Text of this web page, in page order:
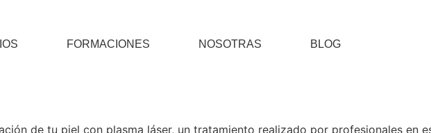
FORMACIONES NOSOTRAS BLOG
de tu piel con plasma láser, un tratamiento realizado por profesionales en